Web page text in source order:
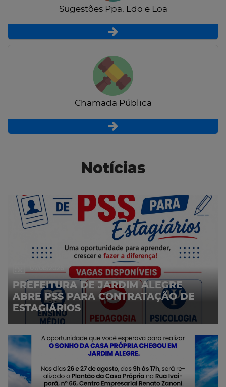
Sugestões Ppa, Ldo e Loa
Chamada Pública
Notícias
PREFEITURA DE JARDIM ALEGRE
ABRE PSS PARA CONTRATAÇÃO DE
ESTAGIÁRIOS